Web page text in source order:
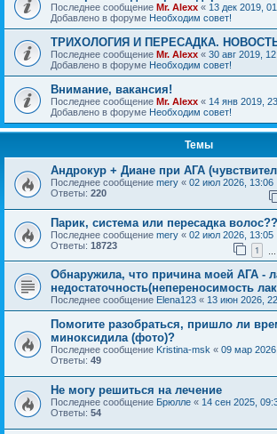
Последнее сообщение Mr. Alexx « 13 дек 2019,
Добавлено в форуме Необходим совет!
ТРИХОЛОГИЯ И ПЕРЕСАДКА.
Последнее сообщение Mr. Alexx « 30 авг 2019,
Добавлено в форуме Необходим совет!
Внимание, вакансия!
Последнее сообщение Mr. Alexx « 14 янв 2019,
Добавлено в форуме Необходим совет!
Темы
Андрокур + Диане при АГА
Последнее сообщение mery « 02 июл 2026, 13:06
Ответы: 220
Парик, система или пересадка
Последнее сообщение mery « 02 июл 2026, 13:05
Ответы: 18723 1
Обнаружила, что причина моей АГА -
недостаточность(непереносимость
Последнее сообщение Elena123 « 13 июн 2026,
Помогите разобраться, пришло ли
миноксидила (фото)?
Последнее сообщение Kristina-msk « 09 мар
Ответы: 49
Не могу решиться на лечение
Последнее сообщение Брюлле « 14 сен 2025,
Ответы: 54